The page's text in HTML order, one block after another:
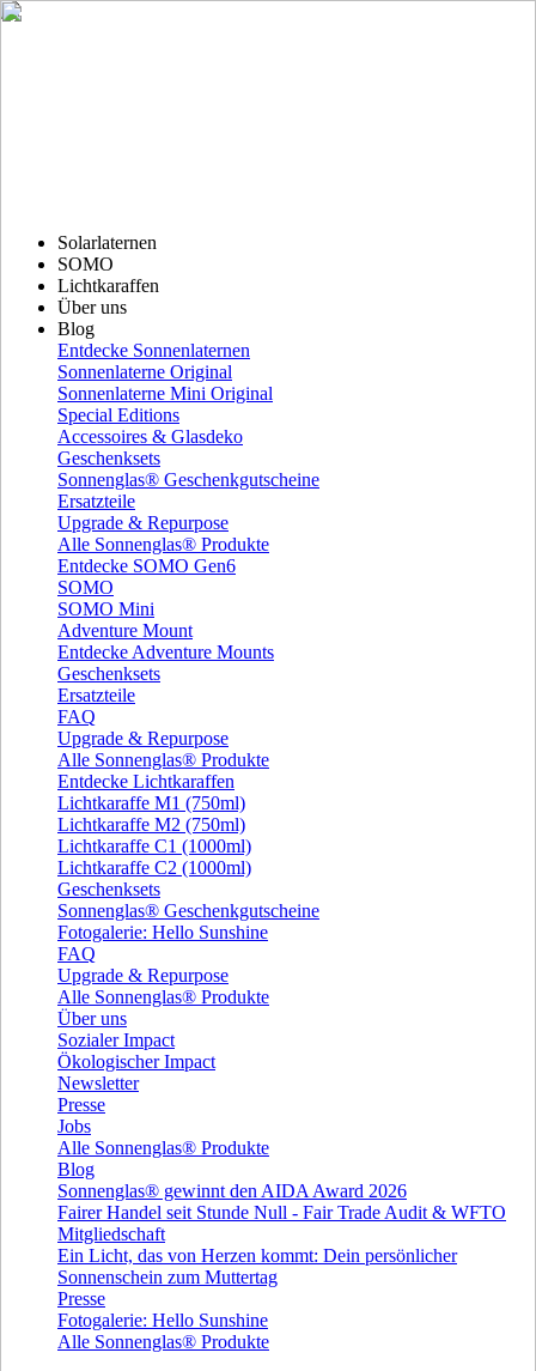
Solarlaternen
SOMO
Lichtkaraffen
Über uns
Blog
Entdecke Sonnenlaternen
Sonnenlaterne Original
Sonnenlaterne Mini Original
Special Editions
Accessoires & Glasdeko
Geschenksets
Sonnenglas® Geschenkgutscheine
Ersatzteile
Upgrade & Repurpose
Alle Sonnenglas® Produkte
Entdecke SOMO Gen6
SOMO
SOMO Mini
Adventure Mount
Entdecke Adventure Mounts
Geschenksets
Ersatzteile
FAQ
Upgrade & Repurpose
Alle Sonnenglas® Produkte
Entdecke Lichtkaraffen
Lichtkaraffe M1 (750ml)
Lichtkaraffe M2 (750ml)
Lichtkaraffe C1 (1000ml)
Lichtkaraffe C2 (1000ml)
Geschenksets
Sonnenglas® Geschenkgutscheine
Fotogalerie: Hello Sunshine
FAQ
Upgrade & Repurpose
Alle Sonnenglas® Produkte
Über uns
Sozialer Impact
Ökologischer Impact
Newsletter
Presse
Jobs
Alle Sonnenglas® Produkte
Blog
Sonnenglas® gewinnt den AIDA Award 2026
Fairer Handel seit Stunde Null - Fair Trade Audit & WFTO
Mitgliedschaft
Ein Licht, das von Herzen kommt: Dein persönlicher
Sonnenschein zum Muttertag
Presse
Fotogalerie: Hello Sunshine
Alle Sonnenglas® Produkte